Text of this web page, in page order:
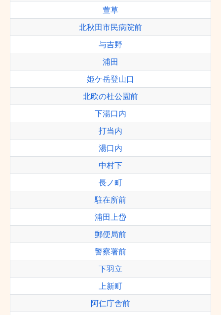
萱草
北秋田市民病院前
与吉野
浦田
姫ケ岳登山口
北欧の杜公園前
下湯口内
打当内
湯口内
中村下
長ノ町
駐在所前
浦田上岱
郵便局前
警察署前
下羽立
上新町
阿仁庁舎前